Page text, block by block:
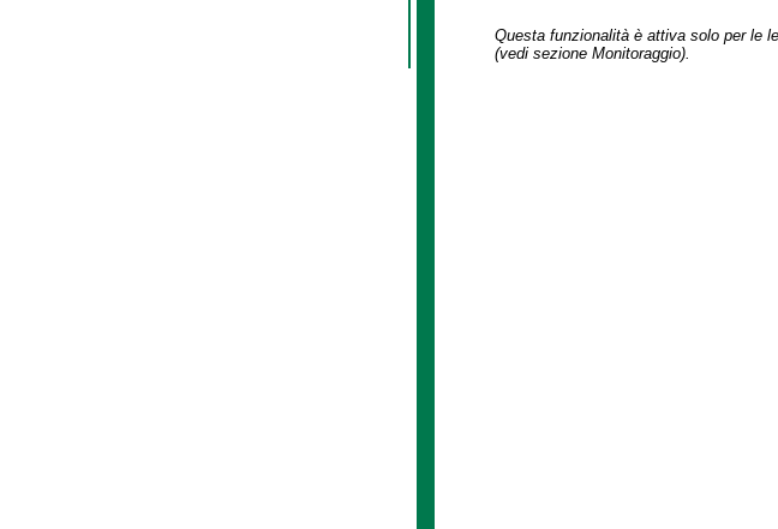
Questa funzionalità è attiva solo per le
(vedi sezione Monitoraggio).